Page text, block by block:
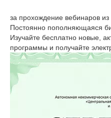
за прохождение вебинаров
Постоянно пополняющаяся
Изучайте бесплатно новые,
программы и получайте